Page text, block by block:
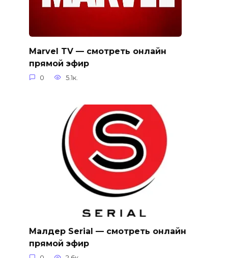
Marvel TV — смотреть онлайн
прямой эфир
0 5.1к.
Малдер Serial — смотреть онлайн
прямой эфир